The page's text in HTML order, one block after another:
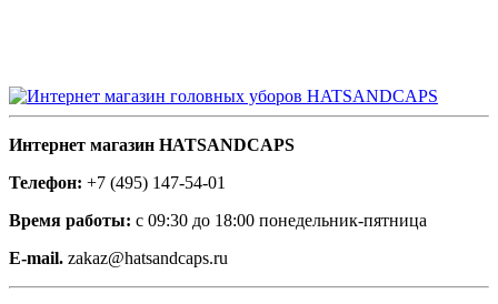
Интернет магазин HATSANDCAPS
Телефон: +7 (495) 147-54-01
Время работы: с 09:30 до 18:00 понедельник-пятница
E-mail. zakaz@hatsandcaps.ru